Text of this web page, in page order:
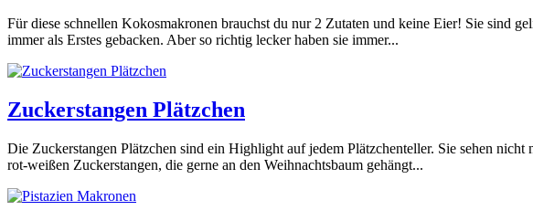
Für diese schnellen Kokosmakronen brauchst du nur 2 Zutaten und keine Eier! Sie sind
immer als Erstes gebacken. Aber so richtig lecker haben sie immer...
Zuckerstangen Plätzchen
Die Zuckerstangen Plätzchen sind ein Highlight auf jedem Plätzchenteller. Sie sehen
rot-weißen Zuckerstangen, die gerne an den Weihnachtsbaum gehängt...